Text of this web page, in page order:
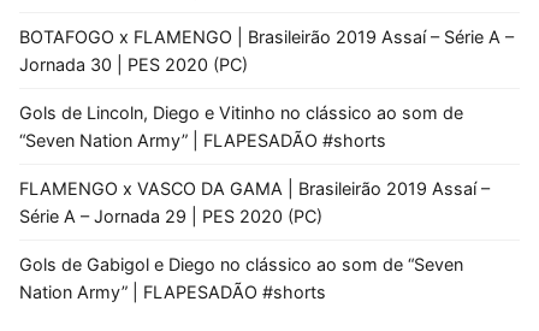
BOTAFOGO x FLAMENGO | Brasileirão 2019 Assaí – Série A –
Jornada 30 | PES 2020 (PC)
Gols de Lincoln, Diego e Vitinho no clássico ao som de
“Seven Nation Army” | FLAPESADÃO #shorts
FLAMENGO x VASCO DA GAMA | Brasileirão 2019 Assaí –
Série A – Jornada 29 | PES 2020 (PC)
Gols de Gabigol e Diego no clássico ao som de “Seven
Nation Army” | FLAPESADÃO #shorts